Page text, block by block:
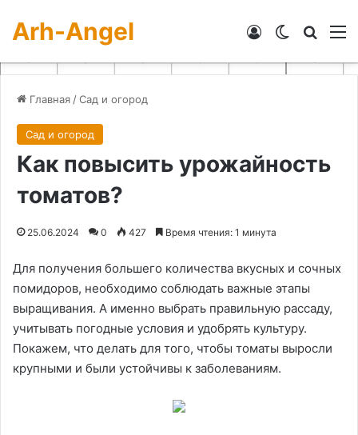
Arh-Angel Switch skin
Войти
Главная /Сад и огород
Сад и огород
Как повысить урожайность
томатов?
25.06.2024 0 427 Время чтения: 1 минута
Для получения большего количества вкусных и сочных
помидоров, необходимо соблюдать важные этапы
выращивания. А именно выбрать правильную рассаду,
учитывать погодные условия и удобрять культуру.
Покажем, что делать для того, чтобы томаты выросли
крупными и были устойчивы к заболеваниям.